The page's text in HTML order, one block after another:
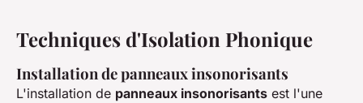
Techniques d'Isolation Phonique
Installation de panneaux insonorisants
L'installation de panneaux insonorisants est l'une